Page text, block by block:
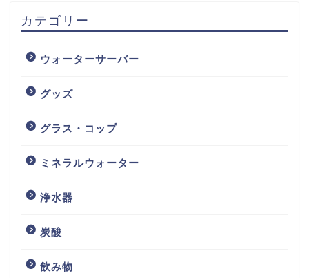
カテゴリー
ウォーターサーバー
グッズ
グラス・コップ
ミネラルウォーター
浄水器
炭酸
飲み物